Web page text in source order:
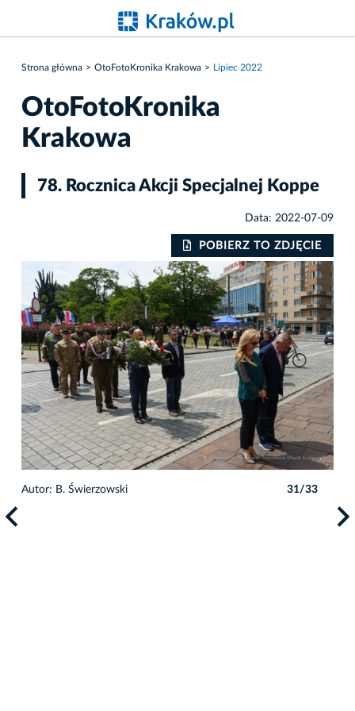
Strona główna OtoFotoKronika Krakowa Lipiec 2022
OtoFotoKronika
Krakowa
78. Rocznica Akcji Specjalnej Koppe
Data: 2022-07-09
POBIERZ TO ZDJĘCIE
Autor: B. Świerzowski 31/33